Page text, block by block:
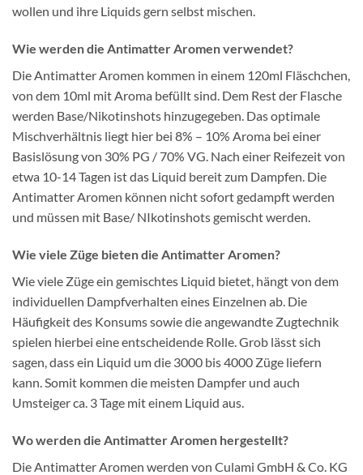
wollen und ihre Liquids gern selbst mischen.
Wie werden die Antimatter Aromen verwendet?
Die Antimatter Aromen kommen in einem 120ml Fläschchen,
von dem 10ml mit Aroma befüllt sind. Dem Rest der Flasche
werden Base/Nikotinshots hinzugegeben. Das optimale
Mischverhältnis liegt hier bei 8% – 10% Aroma bei einer
Basislösung von 30% PG / 70% VG. Nach einer Reifezeit von
etwa 10-14 Tagen ist das Liquid bereit zum Dampfen. Die
Antimatter Aromen können nicht sofort gedampft werden
und müssen mit Base/ NIkotinshots gemischt werden.
Wie viele Züge bieten die Antimatter Aromen?
Wie viele Züge ein gemischtes Liquid bietet, hängt von dem
individuellen Dampfverhalten eines Einzelnen ab. Die
Häufigkeit des Konsums sowie die angewandte Zugtechnik
spielen hierbei eine entscheidende Rolle. Grob lässt sich
sagen, dass ein Liquid um die 3000 bis 4000 Züge liefern
kann. Somit kommen die meisten Dampfer und auch
Umsteiger ca. 3 Tage mit einem Liquid aus.
Wo werden die Antimatter Aromen hergestellt?
Die Antimatter Aromen werden von Culami GmbH & Co. KG